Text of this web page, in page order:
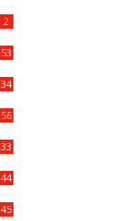
2
53
34
56
33
44
45